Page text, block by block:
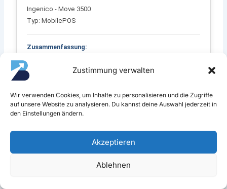
Zustimmung verwalten
Wir verwenden Cookies, um Inhalte zu personalisieren und die Zugriffe
auf unsere Website zu analysieren. Du kannst deine Auswahl jederzeit in
den Einstellungen ändern.
Akzeptieren
Ablehnen
Ingenico - Move 3500
Typ: MobilePOS
Zusammenfassung:
Mobiles Terminal mit Belegdrucker
Features:
NFC, Chip, Magnetkarte, WiFi, 4G, ZVT, OPI, Drucker
Display: